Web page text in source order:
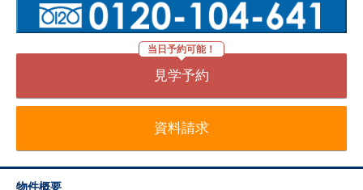
当日予約可能！
見学予約
資料請求
物件概要